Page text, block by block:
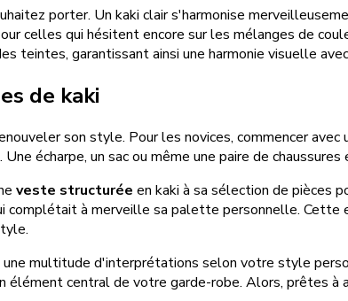
porter. Un kaki clair s'harmonise
celles qui hésitent encore sur les mélanges de
teintes, garantissant ainsi une harmonie visuelle
de kaki
son style. Pour les novices, commencer avec
écharpe, un sac ou même une paire de
veste structurée en kaki à sa sélection de pièces
à merveille sa palette personnelle. Cette
multitude d'interprétations selon votre style
élément central de votre garde-robe. Alors, prêtes à